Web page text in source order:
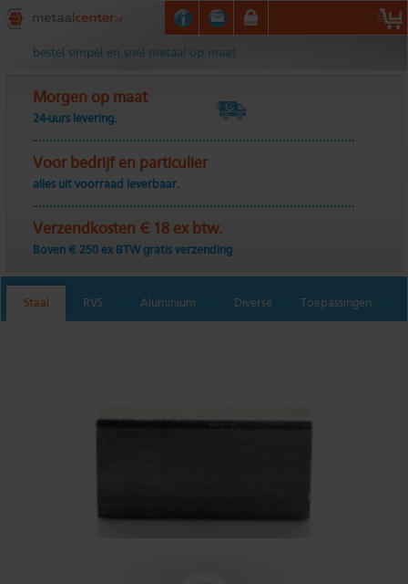
Metaalcenter.nl
bestel simpel en snel metaal op maat
Morgen op maat
24-uurs levering.
Voor bedrijf en particulier
alles uit voorraad leverbaar.
Verzendkosten € 18 ex btw.
Boven € 250 ex BTW gratis verzending
Staal RVS Aluminium Diverse Toepassingen